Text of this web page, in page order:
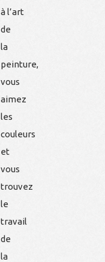
à l’art
de
la
peinture,
vous
aimez
les
couleurs
et
vous
trouvez
le
travail
de
la